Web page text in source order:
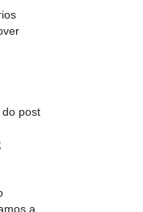
post
a